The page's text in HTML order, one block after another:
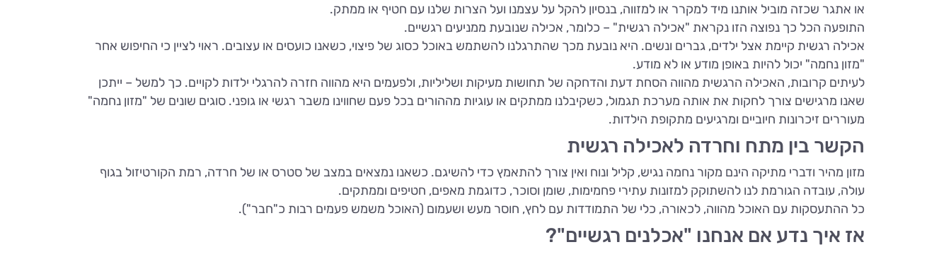
או אתגר שכזה מוביל אותנו מיד למקרר או למזווה, בנסיון להקל על עצמנו ועל הצרות שלנו עם חטיף או ממתק.
התופעה הכל כך נפוצה הזו נקראת "אכילה רגשית" – כלומר, אכילה שנובעת ממניעים רגשיים.
אכילה רגשית קיימת אצל ילדים, גברים ונשים. היא נובעת מכך שהתרגלנו להשתמש באוכל כסוג של פיצוי, כשאנו כועסים או עצובים. ראוי לציין כי החיפוש אחר
"מזון נחמה" יכול להיות באופן מודע או לא מודע.
לעיתים קרובות, האכילה הרגשית מהווה הסחת דעת והדחקה של תחושות מעיקות ושליליות, ולפעמים היא מהווה חזרה להרגלי ילדות לקויים. כך למשל – ייתכן
שאנו מרגישים צורך לחקות את אותה מערכת תגמול, כשקיבלנו ממתקים או עוגיות מההורים בכל פעם שחווינו משבר רגשי או גופני. סוגים שונים של "מזון נחמה"
מעוררים זיכרונות חיוביים ומרגיעים מתקופת הילדות.
הקשר בין מתח וחרדה לאכילה רגשית
מזון מהיר ודברי מתיקה הינם מקור נחמה נגיש, קליל ונוח ואין צורך להתאמץ כדי להשיגם. כשאנו נמצאים במצב של סטרס או של חרדה, רמת הקורטיזול בגוף
עולה, עובדה הגורמת לנו להשתוקק למזונות עתירי פחמימות, שומן וסוכר, כדוגמת מאפים, חטיפים וממתקים.
כל ההתעסקות עם האוכל מהווה, לכאורה, כלי של התמודדות עם לחץ, חוסר מעש ושעמום (האוכל משמש פעמים רבות כ"חבר").
אז איך נדע אם אנחנו "אכלנים רגשיים"?